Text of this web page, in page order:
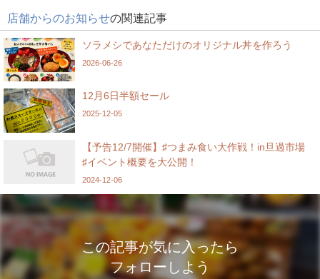
店舗からのお知らせの関連記事
ソラメシであなただけのオリジナル丼を作ろう
2026-06-26
12月6日半額セール
2025-12-05
【予告12/7開催】♯つまみ食い大作戦！in旦過市場
♯イベント概要を大公開！
2024-12-06
この記事が気に入ったら
フォローしよう